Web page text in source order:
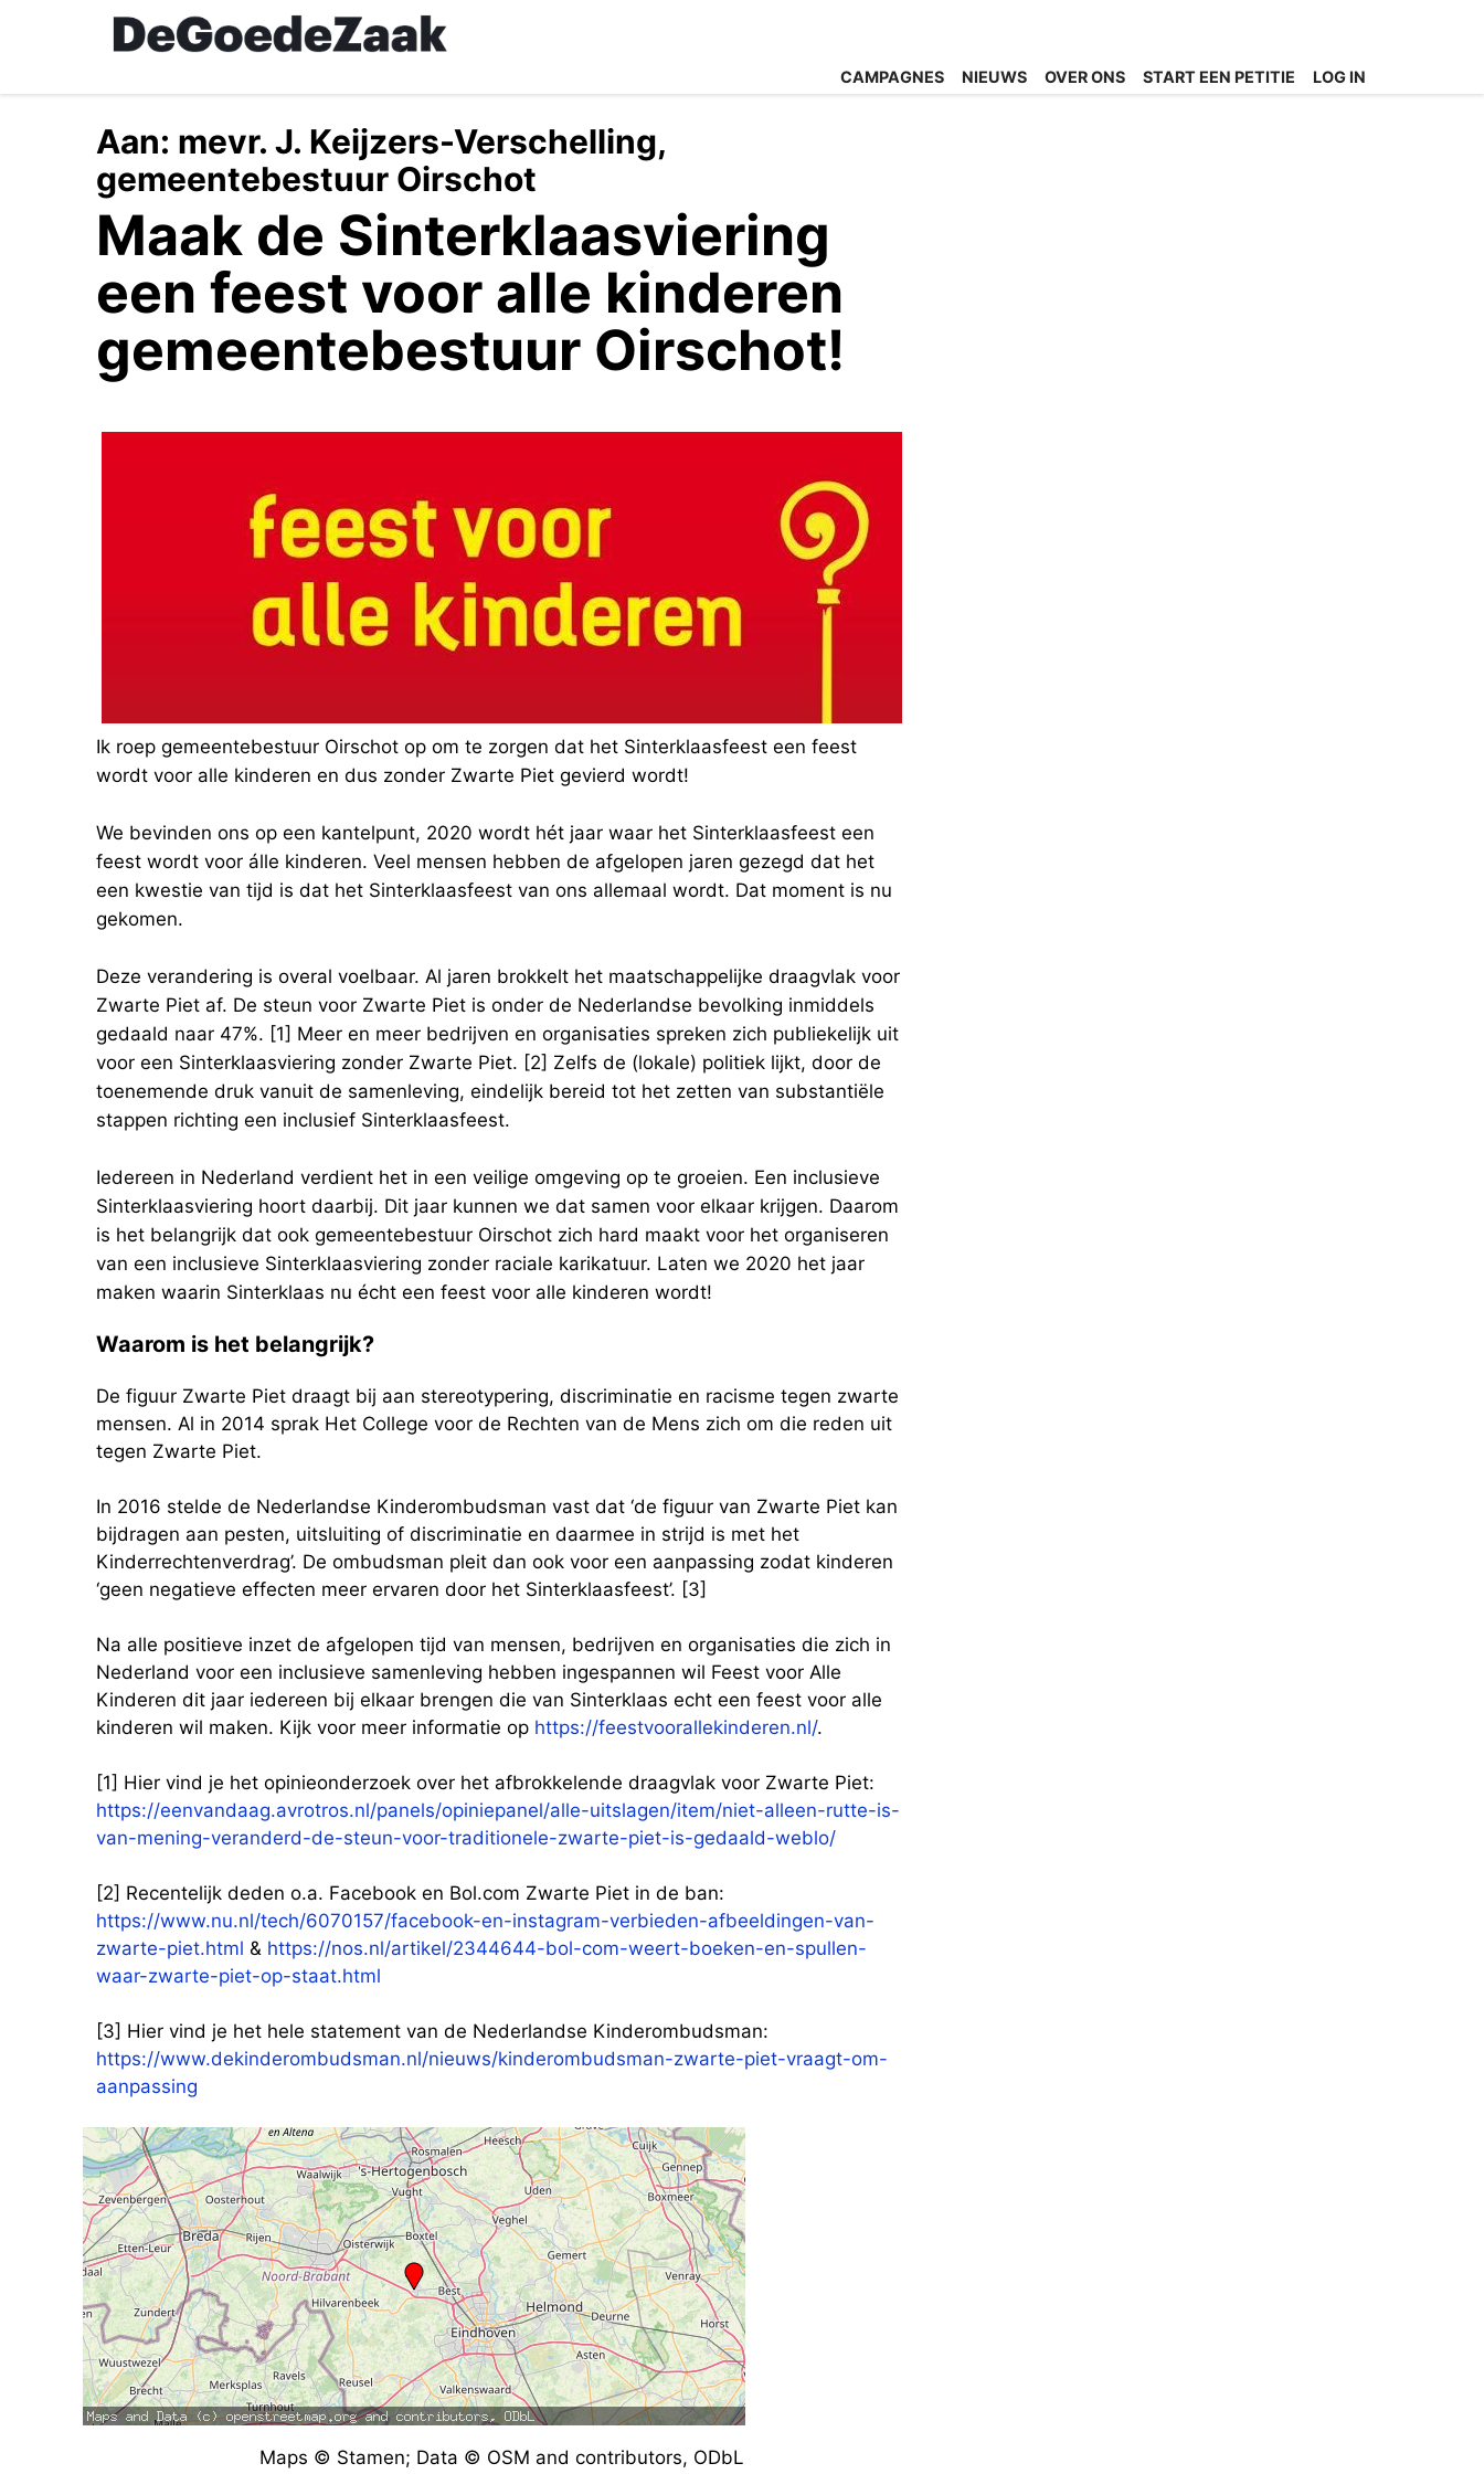
content
CAMPAGNES NIEUWS OVER ONS START EEN PETITIE LOG IN
Aan: mevr. J. Keijzers-Verschelling,
gemeentebestuur Oirschot
Maak de Sinterklaasviering
een feest voor alle kinderen
gemeentebestuur Oirschot!
Ik roep gemeentebestuur Oirschot op om te zorgen dat het Sinterklaasfeest een feest
wordt voor alle kinderen en dus zonder Zwarte Piet gevierd wordt!
We bevinden ons op een kantelpunt, 2020 wordt hét jaar waar het Sinterklaasfeest een
feest wordt voor álle kinderen. Veel mensen hebben de afgelopen jaren gezegd dat het
een kwestie van tijd is dat het Sinterklaasfeest van ons allemaal wordt. Dat moment is nu
gekomen.
Deze verandering is overal voelbaar. Al jaren brokkelt het maatschappelijke draagvlak voor
Zwarte Piet af. De steun voor Zwarte Piet is onder de Nederlandse bevolking inmiddels
gedaald naar 47%. [1] Meer en meer bedrijven en organisaties spreken zich publiekelijk uit
voor een Sinterklaasviering zonder Zwarte Piet. [2] Zelfs de (lokale) politiek lijkt, door de
toenemende druk vanuit de samenleving, eindelijk bereid tot het zetten van substantiële
stappen richting een inclusief Sinterklaasfeest.
Iedereen in Nederland verdient het in een veilige omgeving op te groeien. Een inclusieve
Sinterklaasviering hoort daarbij. Dit jaar kunnen we dat samen voor elkaar krijgen. Daarom
is het belangrijk dat ook gemeentebestuur Oirschot zich hard maakt voor het organiseren
van een inclusieve Sinterklaasviering zonder raciale karikatuur. Laten we 2020 het jaar
maken waarin Sinterklaas nu écht een feest voor alle kinderen wordt!
Waarom is het belangrijk?
De figuur Zwarte Piet draagt bij aan stereotypering, discriminatie en racisme tegen zwarte
mensen. Al in 2014 sprak Het College voor de Rechten van de Mens zich om die reden uit
tegen Zwarte Piet.
In 2016 stelde de Nederlandse Kinderombudsman vast dat ‘de figuur van Zwarte Piet kan
bijdragen aan pesten, uitsluiting of discriminatie en daarmee in strijd is met het
Kinderrechtenverdrag’. De ombudsman pleit dan ook voor een aanpassing zodat kinderen
‘geen negatieve effecten meer ervaren door het Sinterklaasfeest’. [3]
Na alle positieve inzet de afgelopen tijd van mensen, bedrijven en organisaties die zich in
Nederland voor een inclusieve samenleving hebben ingespannen wil Feest voor Alle
Kinderen dit jaar iedereen bij elkaar brengen die van Sinterklaas echt een feest voor alle
kinderen wil maken. Kijk voor meer informatie op https://feestvoorallekinderen.nl/.
[1] Hier vind je het opinieonderzoek over het afbrokkelende draagvlak voor Zwarte Piet:
https://eenvandaag.avrotros.nl/panels/opiniepanel/alle-uitslagen/item/niet-alleen-rutte-is-
van-mening-veranderd-de-steun-voor-traditionele-zwarte-piet-is-gedaald-weblo/
[2] Recentelijk deden o.a. Facebook en Bol.com Zwarte Piet in de ban:
https://www.nu.nl/tech/6070157/facebook-en-instagram-verbieden-afbeeldingen-van-
zwarte-piet.html & https://nos.nl/artikel/2344644-bol-com-weert-boeken-en-spullen-
waar-zwarte-piet-op-staat.html
[3] Hier vind je het hele statement van de Nederlandse Kinderombudsman:
https://www.dekinderombudsman.nl/nieuws/kinderombudsman-zwarte-piet-vraagt-om-
aanpassing
Maps © Stamen; Data © OSM and contributors, ODbL